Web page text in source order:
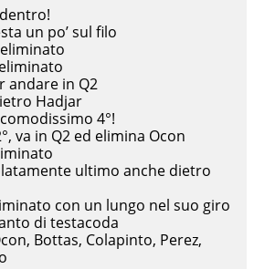
un po’ sul filo
andare in Q2
Hadjar
4°!
va in Q2 ed elimina Ocon
ultimo anche dietro
con un lungo nel suo giro
di testacoda
Bottas, Colapinto, Perez,